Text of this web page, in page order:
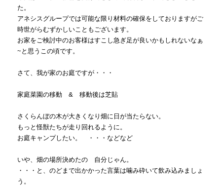
た。
アネシスグループでは可能な限り材料の確保をしておりますがご
時世がらむずかしいこともございます。
お家をご検討中のお客様はすこし急ぎ足が良いかもしれないなぁ
~と思うこの頃です。
さて、我が家のお庭ですが・・・
家庭菜園の移動 & 移動後は芝貼
さくらんぼの木が大きくなり畑に日が当たらない。
もっと怪獣たちが走り回れるように。
お庭キャンプしたい。 ・・・などなど
いや、畑の場所決めたの 自分じゃん。
・・・と、のどまで出かかった言葉は噛み砕いて飲み込みましょ
う。